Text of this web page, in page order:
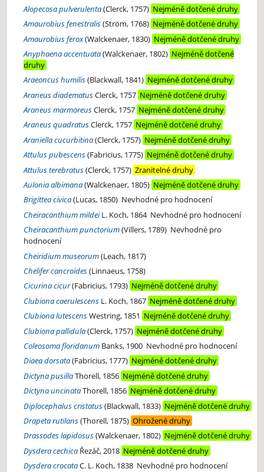
Alopecosa pulverulenta(Clerck, 1757) Nejméně dotčené druhy
Amaurobius fenestralis(Ström, 1768) Nejméně dotčené druhy
Amaurobius ferox(Walckenaer, 1830) Nejméně dotčené druhy
Anyphaena accentuata(Walckenaer, 1802) Nejméně dotčené
druhy
Araeoncus humilis(Blackwall, 1841) Nejméně dotčené druhy
Araneus diadematusClerck, 1757 Nejméně dotčené druhy
Araneus marmoreusClerck, 1757 Nejméně dotčené druhy
Araneus quadratusClerck, 1757 Nejméně dotčené druhy
Araniella cucurbitina(Clerck, 1757) Nejméně dotčené druhy
Attulus pubescens(Fabricius, 1775) Nejméně dotčené druhy
Attulus terebratus(Clerck, 1757) Zranitelné druhy
Aulonia albimana(Walckenaer, 1805) Nejméně dotčené druhy
Brigittea civica(Lucas, 1850) Nevhodné pro hodnocení
Cheiracanthium mildeiL. Koch, 1864 Nevhodné pro hodnocení
Cheiracanthium punctorium(Villers, 1789) Nevhodné pro
hodnocení
Cheiridium museorum(Leach, 1817)
Chelifer cancroides(Linnaeus, 1758)
Cicurina cicur(Fabricius, 1793) Nejméně dotčené druhy
Clubiona caerulescens L. Koch, 1867 Nejméně dotčené druhy
Clubiona lutescensWestring, 1851 Nejméně dotčené druhy
Clubiona pallidula(Clerck, 1757) Nejméně dotčené druhy
Coleosoma floridanum Banks, 1900 Nevhodné pro hodnocení
Diaea dorsata(Fabricius, 1777) Nejméně dotčené druhy
Dictyna pusillaThorell, 1856 Nejméně dotčené druhy
Dictyna uncinataThorell, 1856 Nejméně dotčené druhy
Diplocephalus cristatus(Blackwall, 1833) Nejméně dotčené druhy
Drapeta rutilans(Thorell, 1875) Ohrožené druhy
Drassodes lapidosus(Walckenaer, 1802) Nejméně dotčené druhy
Dysdera cechica Řezáč, 2018 Nejméně dotčené druhy
Dysdera crocataC. L. Koch, 1838 Nevhodné pro hodnocení